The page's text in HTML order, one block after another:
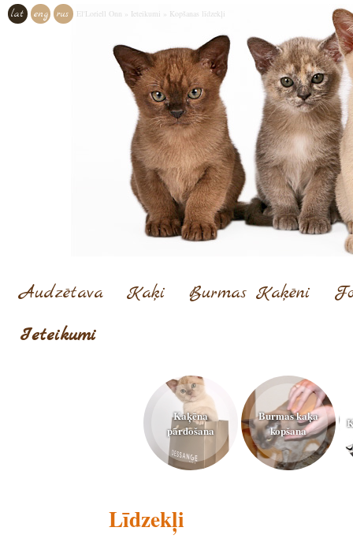
lat eng rus El'Loriell Onn Ieteikumi Kopšanas līdzekļi
Audzētava Kaķi Burmas Kaķēni
Ieteikumi
Kaķēna
pārdošana
Burmas kaķa
kopšana
Līdzekļi